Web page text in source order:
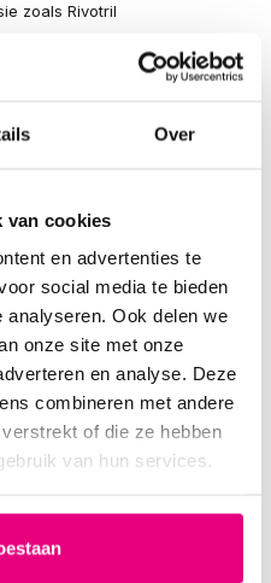
Over
van cookies
en advertenties te
social media te bieden
Ook delen we
onze site met onze
en analyse. Deze
combineren met andere
of die ze hebben
van hun services.
zoals Rivotril
er altijd een goede
de ernst van de klachten
aan rusteloze
de symptomen van RLS
en cafeïne
zoals een goede
bedtijden
warme of koude